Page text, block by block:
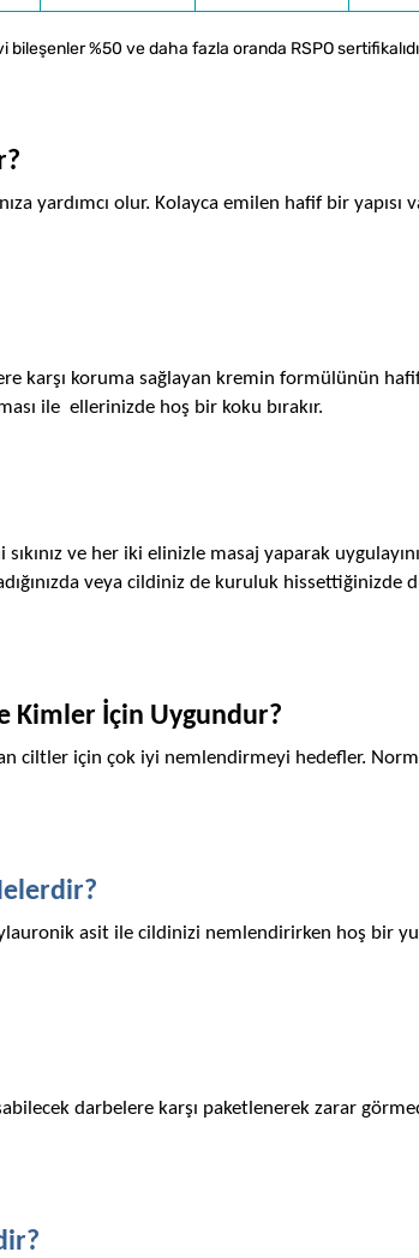
%50 ve daha fazla oranda RSPO
yardımcı olur. Kolayca emilen hafif bir yapısı
karşı koruma sağlayan kremin formülünün
ile  ellerinizde hoş bir koku bırakır.
ve her iki elinizle masaj yaparak
veya cildiniz de kuruluk hissettiğinizde
Kimler İçin Uygundur?
ciltler için çok iyi nemlendirmeyi hedefler.
asit ile cildinizi nemlendirirken hoş bir
darbelere karşı paketlenerek zarar